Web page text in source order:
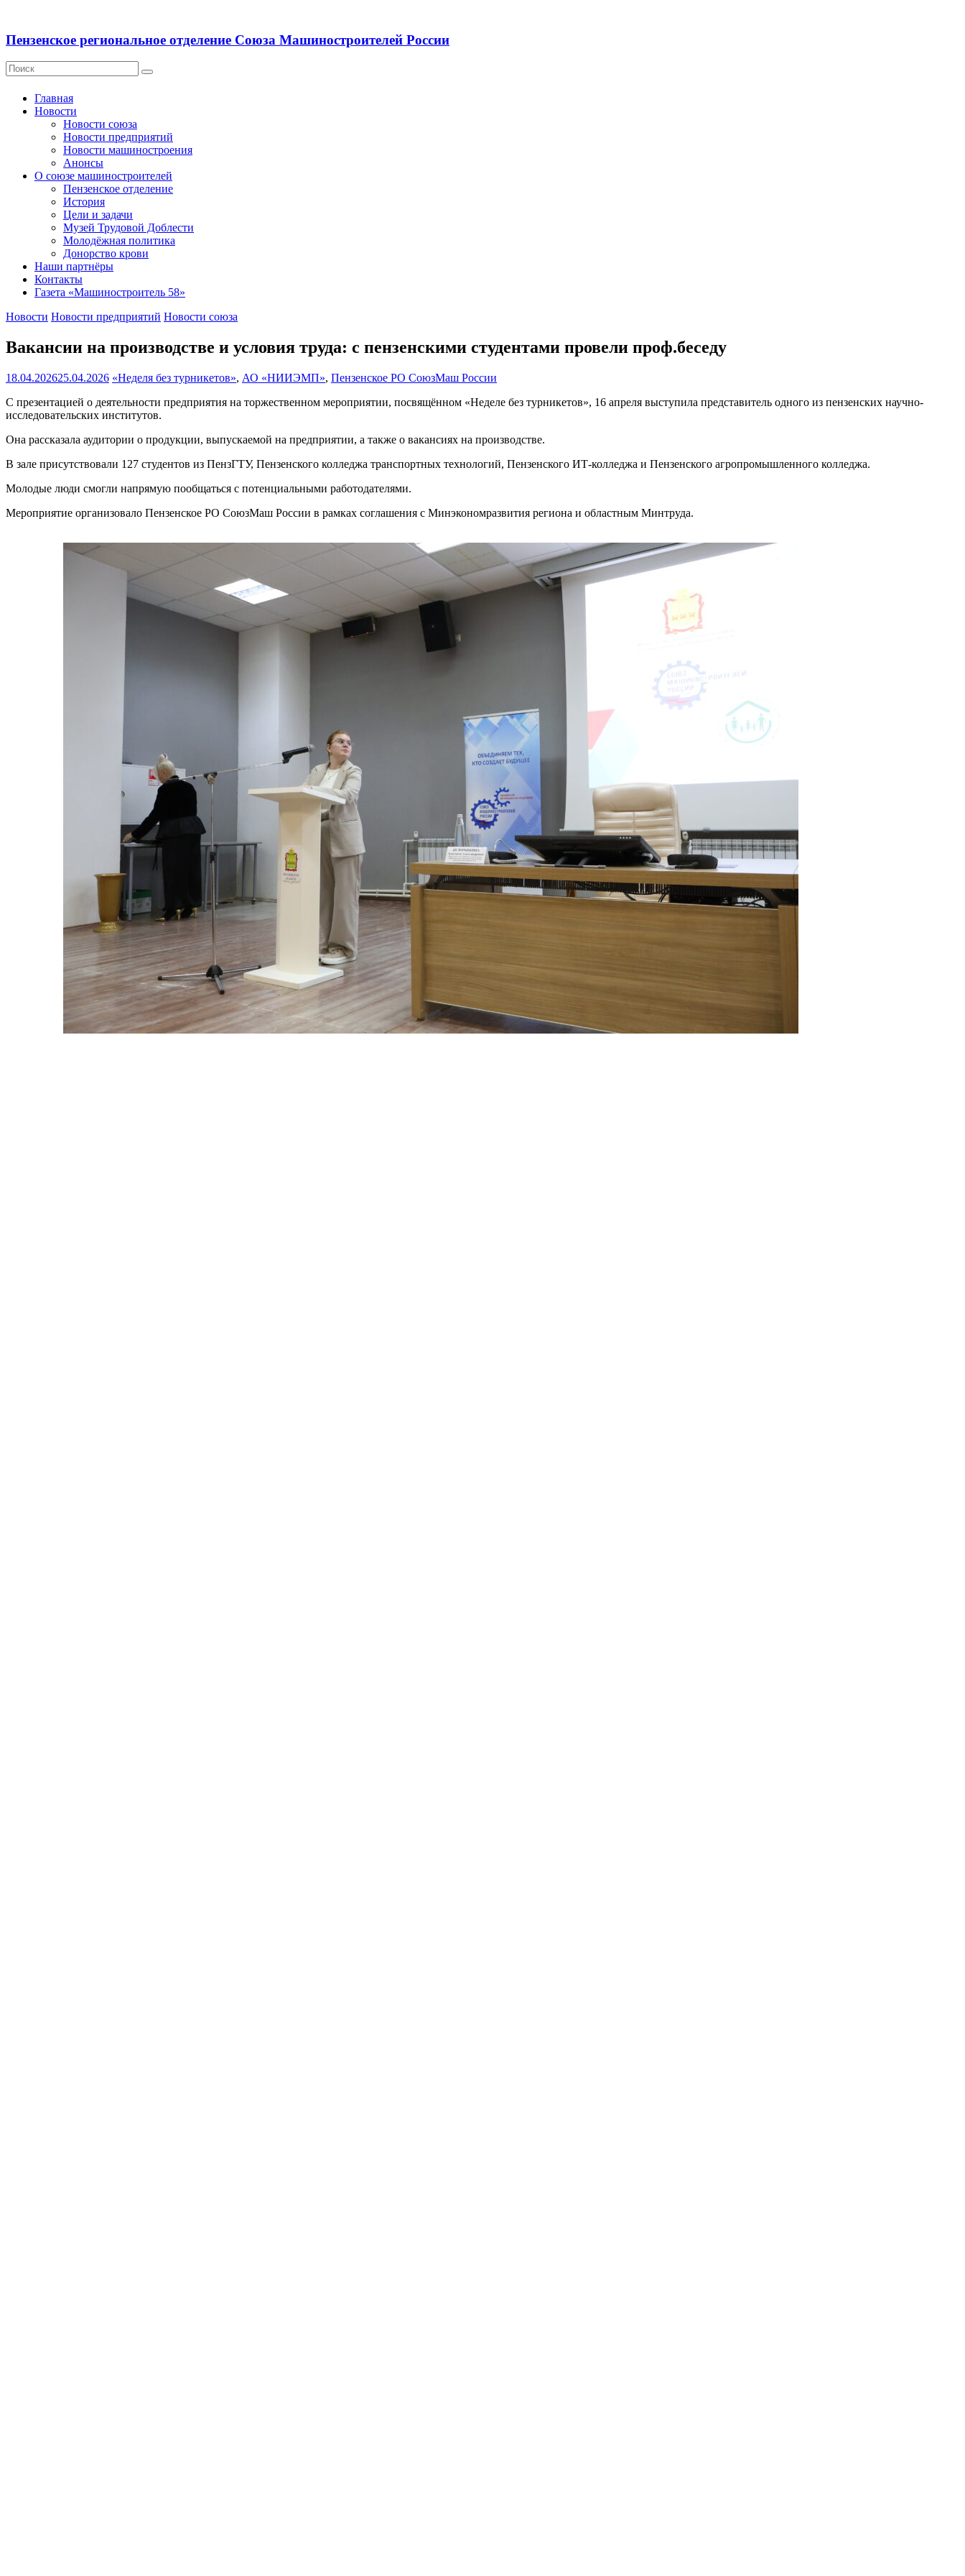
Пензенское региональное отделение Союза Машиностроителей России
Главная
Новости
Новости союза
Новости предприятий
Новости машиностроения
Анонсы
О союзе машиностроителей
Пензенское отделение
История
Цели и задачи
Музей Трудовой Доблести
Молодёжная политика
Донорство крови
Наши партнёры
Контакты
Газета «Машиностроитель 58»
Новости Новости предприятий Новости союза
Вакансии на производстве и условия труда: с пензенскими студентами провели проф.беседу
18.04.202625.04.2026 «Неделя без турникетов», АО «НИИЭМП», Пензенское РО СоюзМаш России
С презентацией о деятельности предприятия на торжественном мероприятии, посвящённом «Неделе без турникетов», 16 апреля выступила представитель одного из пензенских научно-
исследовательских институтов.
Она рассказала аудитории о продукции, выпускаемой на предприятии, а также о вакансиях на производстве.
В зале присутствовали 127 студентов из ПензГТУ, Пензенского колледжа транспортных технологий, Пензенского ИТ-колледжа и Пензенского агропромышленного колледжа.
Молодые люди смогли напрямую пообщаться с потенциальными работодателями.
Мероприятие организовало Пензенское РО СоюзМаш России в рамках соглашения с Минэкономразвития региона и областным Минтруда.